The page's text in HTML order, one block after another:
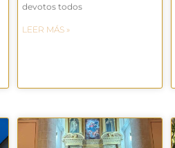
devotos todos
LEER MÁS »